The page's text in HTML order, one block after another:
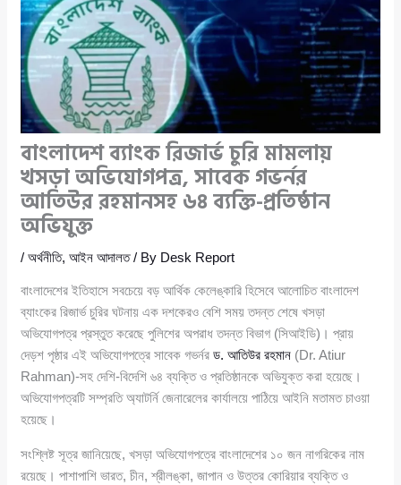
বাংলাদেশ ব্যাংক রিজার্ভ চুরি মামলায়
খসড়া অভিযোগপত্র, সাবেক গভর্নর
আতিউর রহমানসহ ৬৪ ব্যক্তি-প্রতিষ্ঠান
অভিযুক্ত
/অর্থনীতি,আইন আদালত/ By Desk Report
বাংলাদেশের ইতিহাসে সবচেয়ে বড় আর্থিক কেলেঙ্কারি হিসেবে আলোচিত বাংলাদেশ
ব্যাংকের রিজার্ভ চুরির ঘটনায় এক দশকেরও বেশি সময় তদন্ত শেষে খসড়া
অভিযোগপত্র প্রস্তুত করেছে পুলিশের অপরাধ তদন্ত বিভাগ (সিআইডি)। প্রায়
দেড়শ পৃষ্ঠার এই অভিযোগপত্রে সাবেক গভর্নরড. আতিউর রহমান (Dr. Atiur
Rahman)-সহ দেশি-বিদেশি ৬৪ ব্যক্তি ও প্রতিষ্ঠানকে অভিযুক্ত করা হয়েছে।
অভিযোগপত্রটি সম্প্রতি অ্যাটর্নি জেনারেলের কার্যালয়ে পাঠিয়ে আইনি মতামত চাওয়া
হয়েছে।
সংশ্লিষ্ট সূত্র জানিয়েছে, খসড়া অভিযোগপত্রে বাংলাদেশের ১০ জন নাগরিকের নাম
রয়েছে। পাশাপাশি ভারত, চীন, শ্রীলঙ্কা, জাপান ও উত্তর কোরিয়ার ব্যক্তি ও